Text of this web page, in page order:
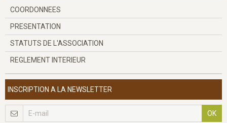
COORDONNEES
PRESENTATION
STATUTS DE L'ASSOCIATION
REGLEMENT INTERIEUR
INSCRIPTION A LA NEWSLETTER
OK